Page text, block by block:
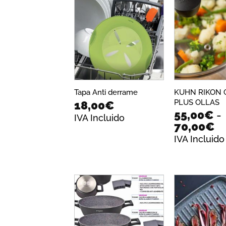
53,00€
Añadir
a la
lista de
deseos
Tapa Anti derrame
18,00€
IVA Incluido
KUHN RIKON
PLUS OLLAS
55,00€ -
70,00€
de
IVA Incluido
Añadir
a la
lista de